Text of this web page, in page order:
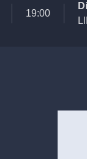
19:00